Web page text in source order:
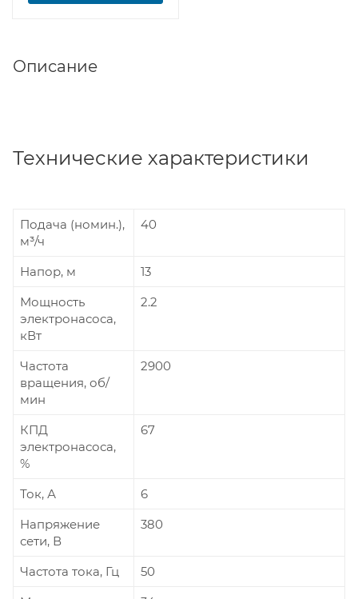
Описание
Технические характеристики
Подача (номин.),
м³/ч
40
Напор, м
13
Мощность
электронасоса,
кВт
2.2
Частота
вращения, об/
мин
2900
КПД
электронасоса,
%
67
Ток, А
6
Напряжение
сети, В
380
Частота тока, Гц
50